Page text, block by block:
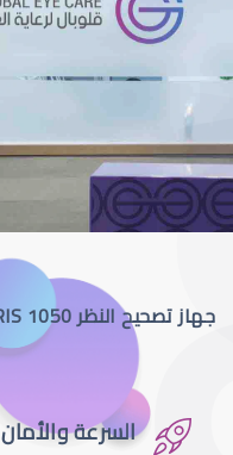
جهاز تصحيح النظر SCHWIND AMARIS 1050
السرعة والأمان